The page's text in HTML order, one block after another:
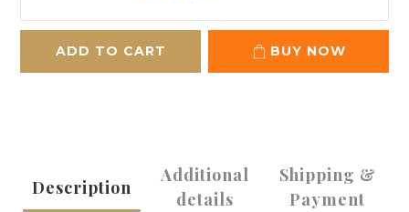
ADD TO CART BUY NOW
Description
Additional
details
Shipping &
Payment